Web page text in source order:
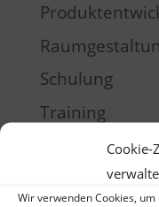
Cookie-
Wir verwenden Cookies,
Schulung
Training
Log in